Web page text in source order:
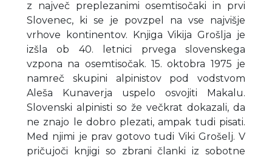
z največ preplezanimi osemtisočaki in prvi
Slovenec, ki se je povzpel na vse najvišje
vrhove kontinentov. Knjiga Vikija Grošlja je
izšla ob 40. letnici prvega slovenskega
vzpona na osemtisočak. 15. oktobra 1975 je
namreč skupini alpinistov pod vodstvom
Aleša Kunaverja uspelo osvojiti Makalu.
Slovenski alpinisti so že večkrat dokazali, da
ne znajo le dobro plezati, ampak tudi pisati.
Med njimi je prav gotovo tudi Viki Grošelj. V
pričujoči knjigi so zbrani članki iz sobotne